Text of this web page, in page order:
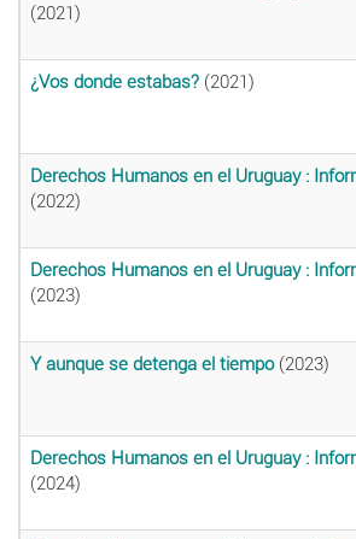
(2021)
¿Vos donde estabas? (2021)
Derechos Humanos en el Uruguay :
(2022)
Derechos Humanos en el Uruguay :
(2023)
Y aunque se detenga el tiempo(2023)
Derechos Humanos en el Uruguay :
(2024)